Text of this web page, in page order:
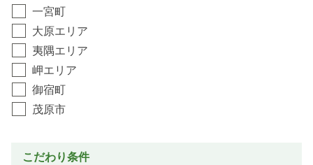
一宮町
大原エリア
夷隅エリア
岬エリア
御宿町
茂原市
こだわり条件